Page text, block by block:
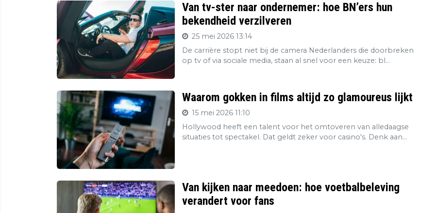
Van tv-ster naar ondernemer: hoe BN’ers hun
bekendheid verzilveren
25 mei 2026 13:14
De carrière stopt niet bij de camera Nederlanders die doorbreken
op tv of via sociale media, staan al snel voor een keuze: bl...
Waarom gokken in films altijd zo glamoureus lijkt
15 mei 2026 11:10
Hollywood heeft een talent voor het omtoveren van alledaagse
situaties tot spectakel. Dat geldt zeker voor casino's. Denk aan...
Van kijken naar meedoen: hoe voetbalbeleving
verandert voor fans